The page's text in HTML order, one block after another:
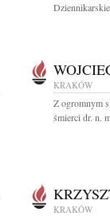
KRAKÓW
Z ogromnym
śmierci dr. n.
KRAKÓW